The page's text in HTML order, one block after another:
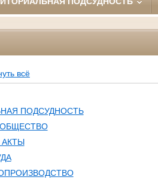
всё
ПОДСУДНОСТЬ